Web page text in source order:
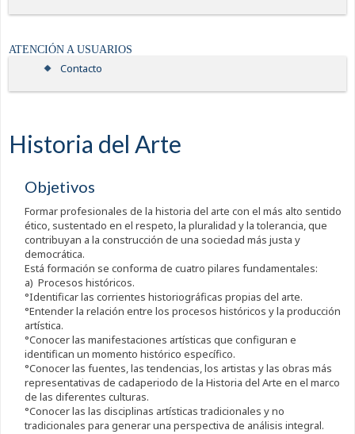
ATENCIÓN A USUARIOS
Contacto
Historia del Arte
Objetivos
Formar profesionales de la historia del arte con el más alto sentido
ético, sustentado en el respeto, la pluralidad y la tolerancia, que
contribuyan a la construcción de una sociedad más justa y
democrática.
Está formación se conforma de cuatro pilares fundamentales:
a) Procesos históricos.
°Identificar las corrientes historiográficas propias del arte.
°Entender la relación entre los procesos históricos y la producción
artística.
°Conocer las manifestaciones artísticas que configuran e
identifican un momento histórico específico.
°Conocer las fuentes, las tendencias, los artistas y las obras más
representativas de cadaperiodo de la Historia del Arte en el marco
de las diferentes culturas.
°Conocer las las disciplinas artísticas tradicionales y no
tradicionales para generar una perspectiva de análisis integral.